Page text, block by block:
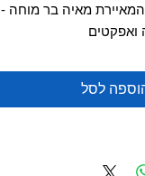
מאיה בר מוחה -
ואפקטים
בפעם הראשונה לגן.
טיפה רועד,
ומבלה עם חבריו בגן.
לסל